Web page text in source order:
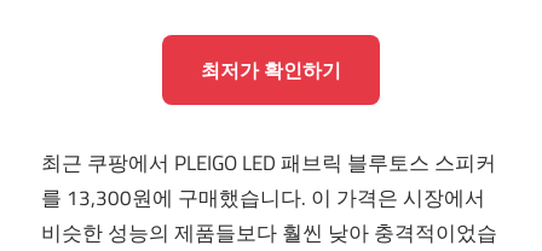
최저가 확인하기
최근 쿠팡에서 PLEIGO LED 패브릭 블루토스 스피커
를 13,300원에 구매했습니다. 이 가격은 시장에서
비슷한 성능의 제품들보다 훨씬 낮아 충격적이었습